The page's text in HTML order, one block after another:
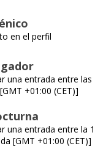
en el perfil
una entrada entre las
+01:00 (CET)]
una entrada entre la
[GMT +01:00 (CET)]